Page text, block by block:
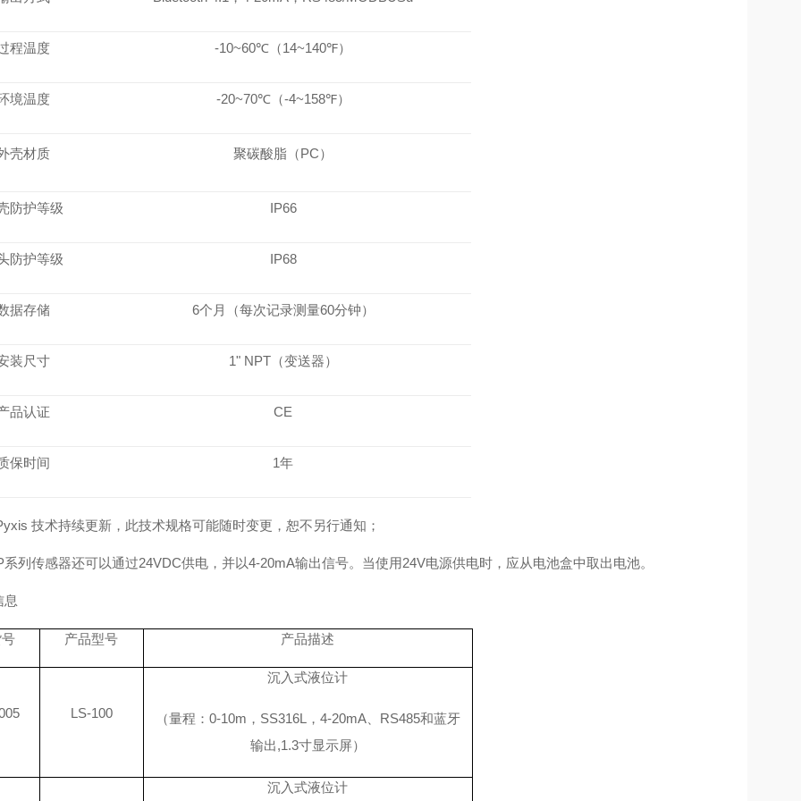
程温度 -10~60℃（14~140℉）
境温度 -20~70℃（-4~158℉）
壳材质 聚碳酸脂（PC）
防护等级 IP66
防护等级 IP68
据存储 6个月（每次记录测量60分钟）
装尺寸 1" NPT（变送器）
品认证 CE
保时间 1年
技术持续更新，此技术规格可能随时变更，恕不另行通知；
系列传感器还可以通过24VDC供电，并以4-20mA输出信号。当使用24V电源供电时，应从电池盒中取出电池。
息
产品型号 产品描述
LS-100
沉入式液位计
（量程： 0-10m，SS316L，4-20mA、RS485和蓝牙
输出,1.3寸显示屏）
沉入式液位计